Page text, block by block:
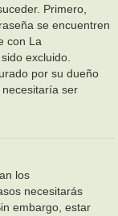
Primero,
se encuentren
con La
excluido.
por su dueño
ser
los
necesitarás
embargo, estar